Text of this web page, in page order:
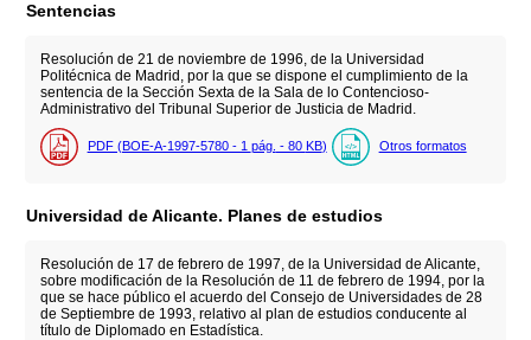
Sentencias
Resolución de 21 de noviembre de 1996, de la Universidad
Politécnica de Madrid, por la que se dispone el cumplimiento de la
sentencia de la Sección Sexta de la Sala de lo Contencioso-
Administrativo del Tribunal Superior de Justicia de Madrid.
PDF (BOE-A-1997-5780 - 1 pág. - 80 KB) Otros formatos
Universidad de Alicante. Planes de estudios
Resolución de 17 de febrero de 1997, de la Universidad de Alicante,
sobre modificación de la Resolución de 11 de febrero de 1994, por la
que se hace público el acuerdo del Consejo de Universidades de 28
de Septiembre de 1993, relativo al plan de estudios conducente al
título de Diplomado en Estadística.